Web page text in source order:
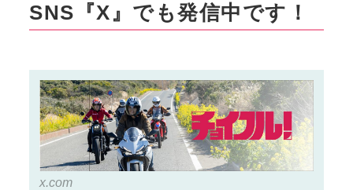
スズキから2020年に登場したフ
ルカウルスポーツモデル『ジク
実勢価格やバイク選びの特徴を
リサーチします！▶▶▶『チョ
イフル！』の公式Ｘ（旧
Twitter）はこちら！
SNS『X』でも発信中です！
x.com